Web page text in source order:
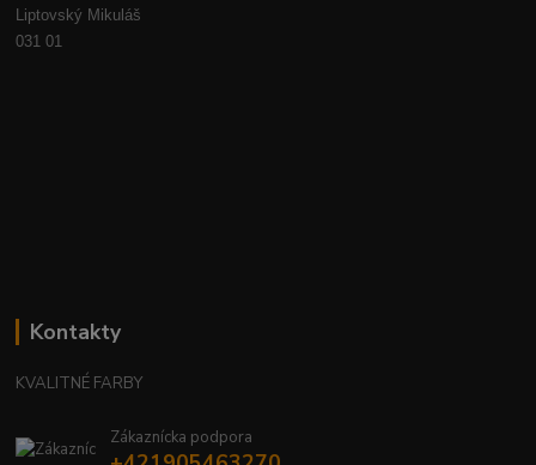
Liptovský Mikuláš
031 01
Kontakty
KVALITNÉ FARBY
Zákaznícka podpora